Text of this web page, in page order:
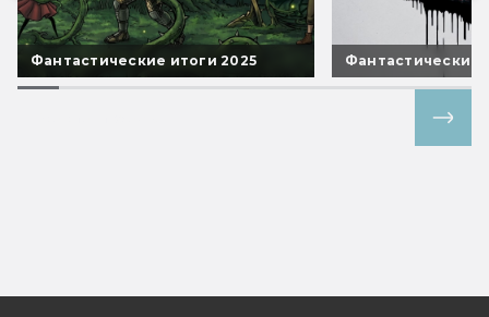
Фантастические итоги 2025 Фантастические